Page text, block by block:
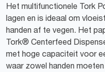
Het multifunctionele Tork
lagen en is ideaal om
handen af te vegen. Het
Tork® Centerfeed
met hoge capaciteit voor
waar zowel handen